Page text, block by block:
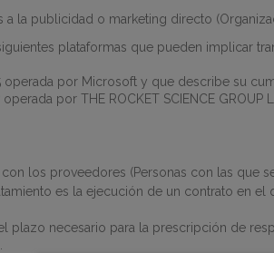
a la publicidad o marketing directo (
plataformas que pueden implicar
operada por Microsoft y que describe su
operada por THE ROCKET SCIENCE
los proveedores (Personas con las que
es la ejecución de un contrato en
plazo necesario para la prescripción de